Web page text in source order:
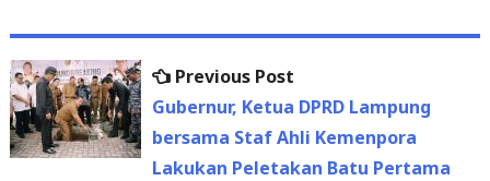
Post
navigation
Previous Post
post:
Gubernur, Ketua DPRD Lampung
bersama Staf Ahli Kemenpora
Lakukan Peletakan Batu Pertama